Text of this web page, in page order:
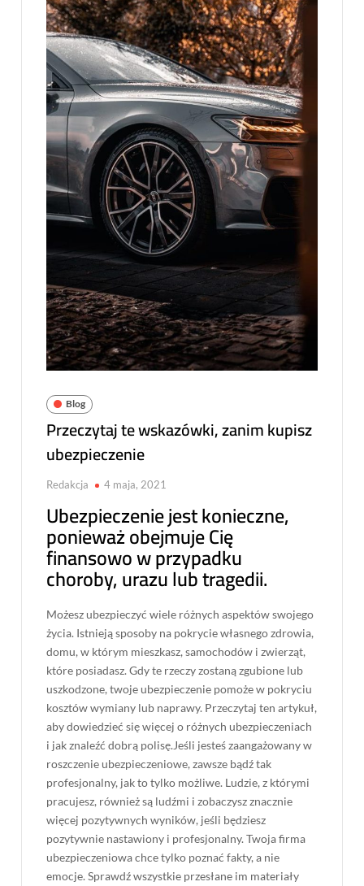
Blog
Przeczytaj te wskazówki, zanim kupisz
ubezpieczenie
Redakcja 4 maja, 2021
Ubezpieczenie jest konieczne,
ponieważ obejmuje Cię
finansowo w przypadku
choroby, urazu lub tragedii.
Możesz ubezpieczyć wiele różnych aspektów swojego
życia. Istnieją sposoby na pokrycie własnego zdrowia,
domu, w którym mieszkasz, samochodów i zwierząt,
które posiadasz. Gdy te rzeczy zostaną zgubione lub
uszkodzone, twoje ubezpieczenie pomoże w pokryciu
kosztów wymiany lub naprawy. Przeczytaj ten artykuł,
aby dowiedzieć się więcej o różnych ubezpieczeniach
i jak znaleźć dobrą polisę.Jeśli jesteś zaangażowany w
roszczenie ubezpieczeniowe, zawsze bądź tak
profesjonalny, jak to tylko możliwe. Ludzie, z którymi
pracujesz, również są ludźmi i zobaczysz znacznie
więcej pozytywnych wyników, jeśli będziesz
pozytywnie nastawiony i profesjonalny. Twoja firma
ubezpieczeniowa chce tylko poznać fakty, a nie
emocje. Sprawdź wszystkie przesłane im materiały